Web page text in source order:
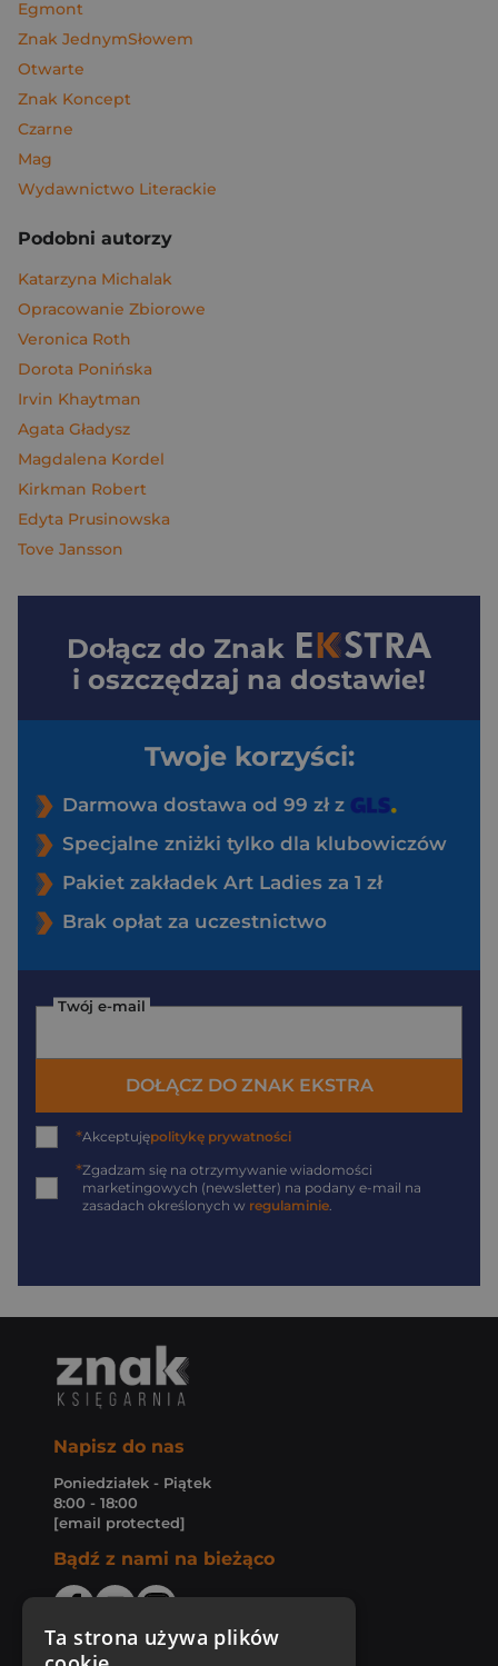
Egmont
Znak JednymSłowem
Otwarte
Znak Koncept
Czarne
Mag
Wydawnictwo Literackie
Podobni autorzy
Katarzyna Michalak
Opracowanie Zbiorowe
Veronica Roth
Dorota Ponińska
Irvin Khaytman
Agata Gładysz
Magdalena Kordel
Kirkman Robert
Edyta Prusinowska
Tove Jansson
Dołącz do Znak
i oszczędzaj na dostawie!
Twoje korzyści:
Darmowa dostawa od 99 zł z
Specjalne zniżki tylko dla klubowiczów
Pakiet zakładek Art Ladies za 1 zł
Brak opłat za uczestnictwo
Twój e-mail
DOŁĄCZ DO ZNAK EKSTRA
*Akceptujępolitykę prywatności
*Zgadzam się na otrzymywanie wiadomości
marketingowych (newsletter) na podany e-mail na
zasadach określonych w regulaminie.
Napisz do nas
Poniedziałek - Piątek
8:00 - 18:00
[email protected]
Bądź z nami na bieżąco
Ta strona używa plików